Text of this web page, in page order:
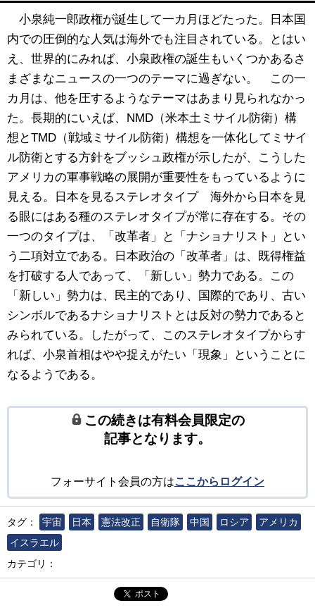
小泉純一郎政権が誕生して一カ月ほどたった。日本国
内での圧倒的な人気は海外でも注目されている。とはい
え、世界的にみれば、小泉政権の誕生もいくつかあるさ
まざまなニュースの一つのテーマに過ぎない。 この一
カ月は、他を圧するようなテーマはあまり見られなかっ
た。長期的にいえば、NMD（米本土ミサイル防衛）構
想とTMD（戦域ミサイル防衛）構想を一体化してミサイ
ル防衛とする方針をブッシュ政権が示したが、こうした
アメリカの軍事戦略の展開が重要性をもっているように
見える。日本を見るステレオタイプ 海外から日本を見
る眼にはある種のステレオタイプが常に存在する。その
一つのタイプは、「改革者」と「ナショナリスト」とい
う二項対立である。日本政治の「改革者」は、既得権益
を打破する人であって、「新しい」勢力である。この
「新しい」勢力は、民主的であり、国際的であり、古い
シンボルであるナショナリストとは反対の勢力であると
みられている。したがって、このステレオタイプからす
れば、小泉首相はやや捉えがたい「現象」ということに
なるようである。
この続きは有料会員限定の
記事となります。
フォーサイト会員の方はここからログイン
タグ： 宇宙 日本 憲法改正 自衛隊 中国 ロシア
アメリカ
イスラエル
カテゴリ：
ポスト